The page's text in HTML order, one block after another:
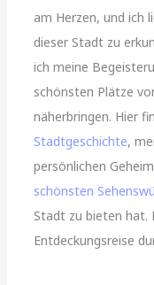
am Herzen, und ich
dieser Stadt zu
ich meine
schönsten Plätze
näherbringen. Hier
Stadtgeschichte,
persönlichen
schönsten
Stadt zu bieten hat.
Entdeckungsreise